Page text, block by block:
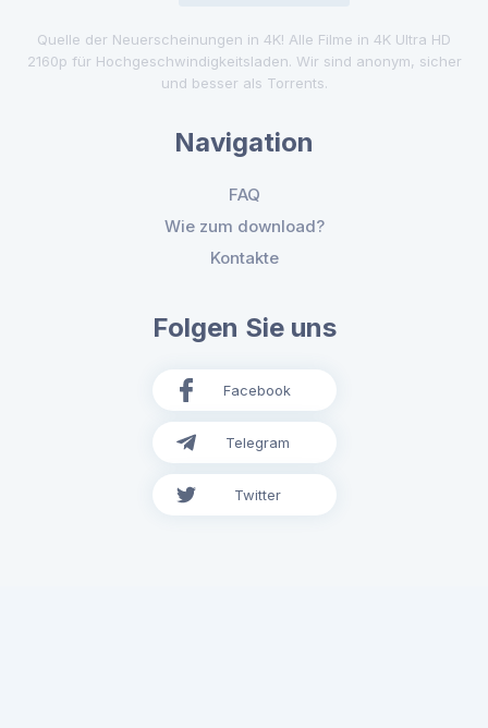
Quelle der Neuerscheinungen in 4K! Alle Filme in 4K Ultra HD
2160p für Hochgeschwindigkeitsladen. Wir sind anonym, sicher
und besser als Torrents.
Navigation
FAQ
Wie zum download?
Kontakte
Folgen Sie uns
Facebook
Telegram
Twitter